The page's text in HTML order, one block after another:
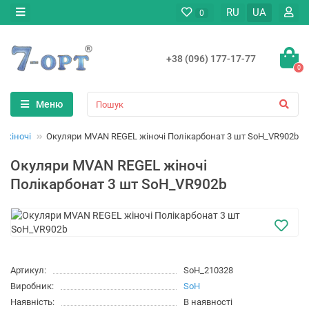
0 RU UA
+38 (096) 177-17-77
0
Меню
жіночі Окуляри MVAN REGEL жіночі Полікарбонат 3 шт SoH_VR902b
Окуляри MVAN REGEL жіночі
Полікарбонат 3 шт SoH_VR902b
Артикул:
SoH_210328
Виробник:
SoH
Наявність:
В наявності